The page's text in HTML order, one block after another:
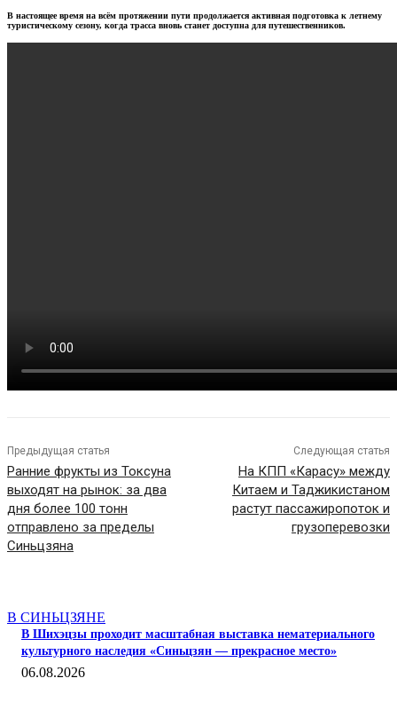
В настоящее время на всём протяжении пути продолжается активная подготовка к летнему
туристическому сезону, когда трасса вновь станет доступна для путешественников.
Предыдущая статья
Ранние фрукты из Токсуна
выходят на рынок: за два
дня более 100 тонн
отправлено за пределы
Синьцзяна
Следующая статья
На КПП «Карасу» между
Китаем и Таджикистаном
растут пассажиропоток и
грузоперевозки
В СИНЬЦЗЯНЕ
В Шихэцзы проходит масштабная выставка нематериального
культурного наследия «Синьцзян — прекрасное место»
06.08.2026